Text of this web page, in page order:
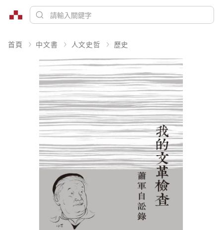
首頁 中文書 人文史哲 歷史